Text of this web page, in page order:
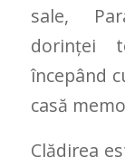
sale,
dorinței
începând
casă
Clădirea